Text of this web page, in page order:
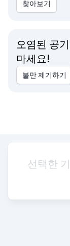
찾아보기
오염된 공
마세요!
불만 제기하기
선택한